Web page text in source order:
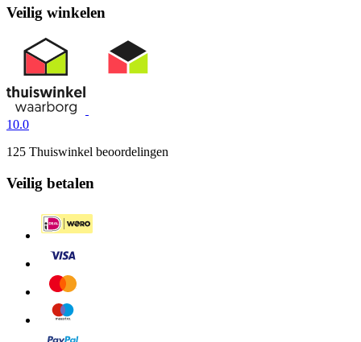
Veilig winkelen
10.0
125 Thuiswinkel beoordelingen
Veilig betalen